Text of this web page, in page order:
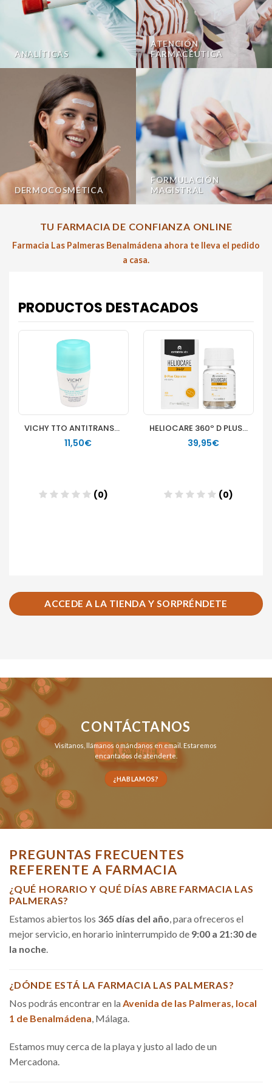
ANALÍTICAS
ATENCIÓN
FARMACÉUTICA
DERMOCOSMÉTICA
FORMULACIÓN
MAGISTRAL
TU FARMACIA DE CONFIANZA ONLINE
Farmacia Las Palmeras Benalmádena ahora te lleva el pedido
a casa.
ACCEDE A LA TIENDA Y SORPRÉNDETE
CONTÁCTANOS
Visítanos, llámanosomándanos en email . Estaremos
encantados de atenderte.
¿HABLAMOS?
PREGUNTAS FRECUENTES
REFERENTE A FARMACIA
¿QUÉ HORARIO Y QUÉ DÍAS ABRE FARMACIA LAS
PALMERAS?
Estamos abiertos los 365 días del año, para ofreceros el
mejor servicio, en horario ininterrumpido de 9:00 a 21:30 de
la noche.
¿DÓNDE ESTÁ LA FARMACIA LAS PALMERAS?
Nos podrás encontrar en la Avenida de las Palmeras, local
1 de Benalmádena, Málaga.
Estamos muy cerca de la playa y justo al lado de un
Mercadona.